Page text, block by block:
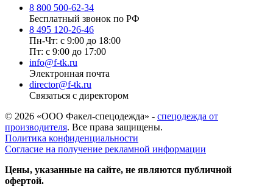
8 800 500-62-34
Бесплатный звонок по РФ
8 495 120-26-46
Пн-Чт: с 9:00 до 18:00
Пт: с 9:00 до 17:00
info@f-tk.ru
Электронная почта
director@f-tk.ru
Связаться с директором
© 2026 «ООО Факел-спецодежда» - спецодежда от
производителя. Все права защищены.
Политика конфиденциальности
Согласие на получение рекламной информации
Цены, указанные на сайте, не являются публичной
офертой.